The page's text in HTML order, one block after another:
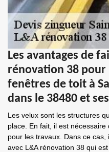
Les avantages de
rénovation 38 pour
fenêtres de toit à
dans le 38480 et
Les velux sont les structures
place. En fait, il est
pour les travaux. Dans ce
avec L&A rénovation 38 qui